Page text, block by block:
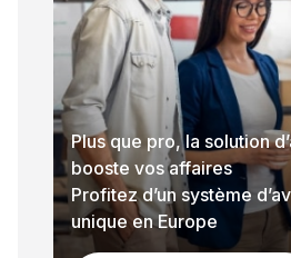
Plus que pro, la solution
booste vos affaires
Profitez d’un système
unique en Europe